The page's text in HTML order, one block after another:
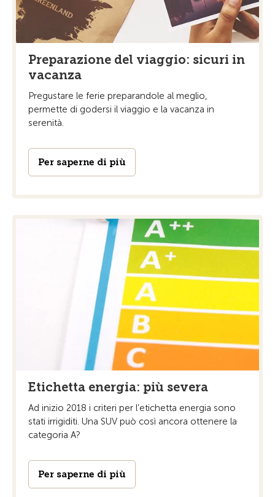
Preparazione del viaggio: sicuri in
vacanza
Pregustare le ferie preparandole al meglio,
permette di godersi il viaggio e la vacanza in
serenità.
Per saperne di più
Etichetta energia: più severa
Ad inizio 2018 i criteri per l’etichetta energia sono
stati irrigiditi. Una SUV può così ancora ottenere la
categoria A?
Per saperne di più